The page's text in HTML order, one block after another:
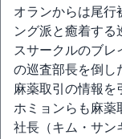
オランからは尾行
ング派と癒着する
スサークルのブレ
の巡査部長を倒し
麻薬取引の情報を
ホミョンらも麻薬
社長（キム・サ